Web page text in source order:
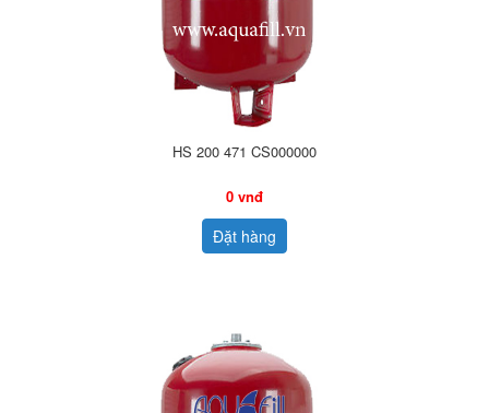
HS 200 471 CS000000
0 vnđ
Đặt hàng